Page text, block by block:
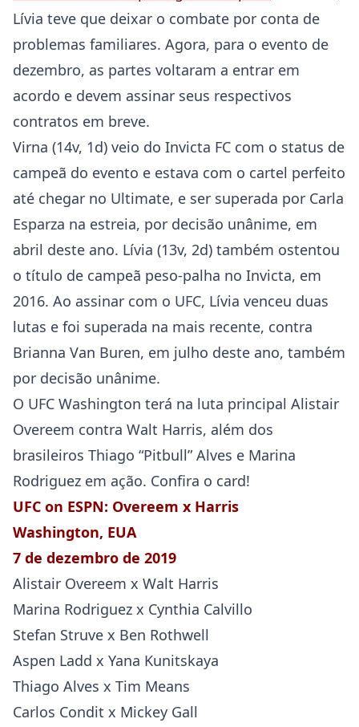
Lívia teve que deixar o combate por conta de
problemas familiares. Agora, para o evento de
dezembro, as partes voltaram a entrar em
acordo e devem assinar seus respectivos
contratos em breve.
Virna (14v, 1d) veio do Invicta FC com o status de
campeã do evento e estava com o cartel perfeito
até chegar no Ultimate, e ser superada por Carla
Esparza na estreia, por decisão unânime, em
abril deste ano. Lívia (13v, 2d) também ostentou
o título de campeã peso-palha no Invicta, em
2016. Ao assinar com o UFC, Lívia venceu duas
lutas e foi superada na mais recente, contra
Brianna Van Buren, em julho deste ano, também
por decisão unânime.
O UFC Washington terá na luta principal Alistair
Overeem contra Walt Harris, além dos
brasileiros Thiago “Pitbull” Alves e Marina
Rodriguez em ação. Confira o card!
UFC on ESPN: Overeem x Harris
Washington, EUA
7 de dezembro de 2019
Alistair Overeem x Walt Harris
Marina Rodriguez x Cynthia Calvillo
Stefan Struve x Ben Rothwell
Aspen Ladd x Yana Kunitskaya
Thiago Alves x Tim Means
Carlos Condit x Mickey Gall